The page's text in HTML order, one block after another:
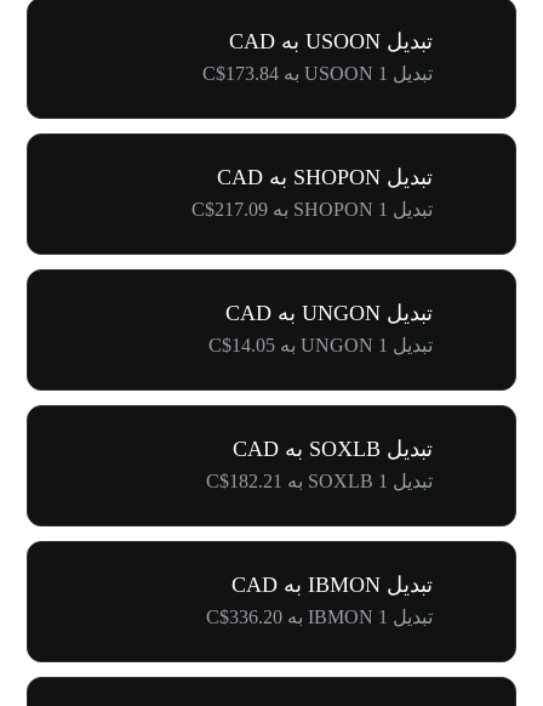
تبدیل USOON به CAD
تبدیل 1 USOON به C$173.84
تبدیل SHOPON به CAD
تبدیل 1 SHOPON به C$217.09
تبدیل UNGON به CAD
تبدیل 1 UNGON به C$14.05
تبدیل SOXLB به CAD
تبدیل 1 SOXLB به C$182.21
تبدیل IBMON به CAD
تبدیل 1 IBMON به C$336.20